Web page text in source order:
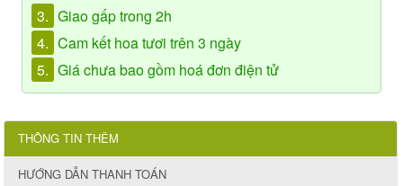
3. Giao gấp trong 2h
4. Cam kết hoa tươi trên 3 ngày
5. Giá chưa bao gồm hoá đơn điện tử
THÔNG TIN THÊM
HƯỚNG DẪN THANH TOÁN